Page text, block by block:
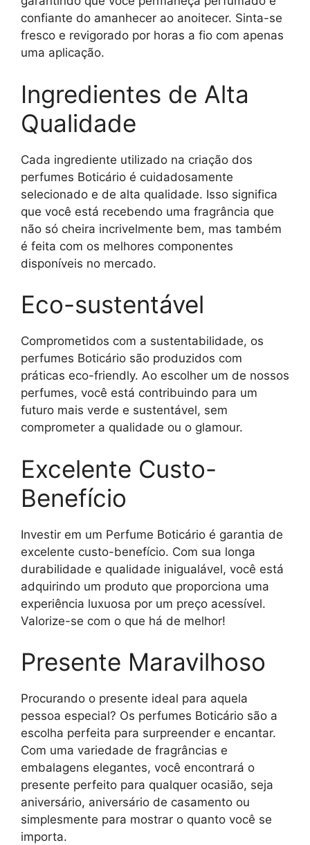
confiante do amanhecer ao anoitecer. Sinta-se
fresco e revigorado por horas a fio com apenas
uma aplicação.
Ingredientes de Alta
Qualidade
Cada ingrediente utilizado na criação dos
perfumes Boticário é cuidadosamente
selecionado e de alta qualidade. Isso significa
que você está recebendo uma fragrância que
não só cheira incrivelmente bem, mas também
é feita com os melhores componentes
disponíveis no mercado.
Eco-sustentável
Comprometidos com a sustentabilidade, os
perfumes Boticário são produzidos com
práticas eco-friendly. Ao escolher um de nossos
perfumes, você está contribuindo para um
futuro mais verde e sustentável, sem
comprometer a qualidade ou o glamour.
Excelente Custo-
Benefício
Investir em um Perfume Boticário é garantia de
excelente custo-benefício. Com sua longa
durabilidade e qualidade inigualável, você está
adquirindo um produto que proporciona uma
experiência luxuosa por um preço acessível.
Valorize-se com o que há de melhor!
Presente Maravilhoso
Procurando o presente ideal para aquela
pessoa especial? Os perfumes Boticário são a
escolha perfeita para surpreender e encantar.
Com uma variedade de fragrâncias e
embalagens elegantes, você encontrará o
presente perfeito para qualquer ocasião, seja
aniversário, aniversário de casamento ou
simplesmente para mostrar o quanto você se
importa.